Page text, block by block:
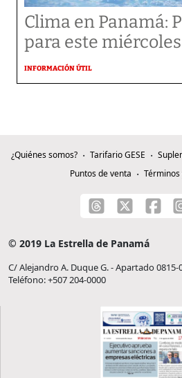
Clima en Panamá:
para este
INFORMACIÓN ÚTIL
¿Quiénes somos? Tarifario GESE
Puntos de venta
© 2019 La Estrella de Panamá
C/ Alejandro A. Duque G. - Apartado 0815-
Teléfono: +507 204-0000